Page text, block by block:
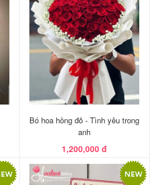
Bó hoa hồng đỏ - Tình yêu trong
anh
1,200,000 đ